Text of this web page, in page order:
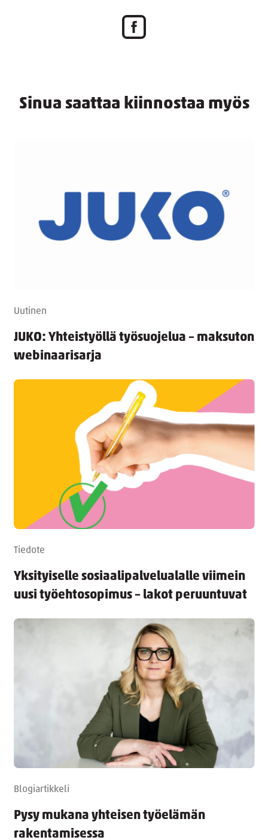
Sinua saattaa kiinnostaa myös
Uutinen
JUKO: Yhteistyöllä työsuojelua – maksuton
webinaarisarja
Tiedote
Yksityiselle sosiaalipalvelualalle viimein
uusi työehtosopimus – lakot peruuntuvat
Blogiartikkeli
Pysy mukana yhteisen työelämän
rakentamisessa